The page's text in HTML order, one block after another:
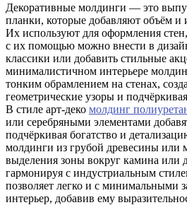
Декоративные молдинги — это
планки, которые добавляют объём и
Их используют для оформления
с их помощью можно внести в
классики или добавить стильные
минималистичном интерьере
тонким обрамлением на стенах,
геометрические узоры и
В стиле арт-деко молдинг
или серебряными элементами
подчёркивая богатство и
молдинги из грубой древесины или
выделения зоны вокруг камина или
гармонируя с индустриальным
позволяет легко и с минимальными
интерьер, добавив ему